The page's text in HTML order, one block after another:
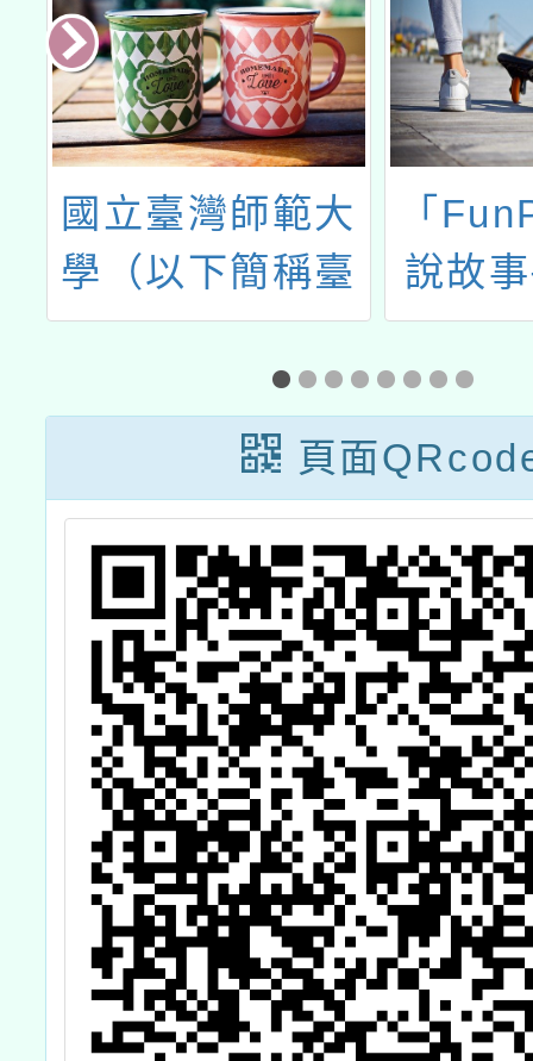
國立臺灣師範大
學（以下簡稱臺
師大）辦理114
年「中小學雙語
教學在職教師增
能學分班」及
「高級中等學校
雙語實驗班在職
教師雙語教學增
能學分班」招生
「
說故
本創
頁面